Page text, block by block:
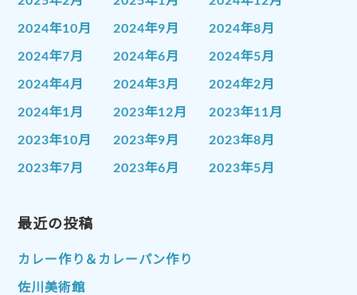
2024年10月 2024年9月 2024年8月
2024年7月 2024年6月 2024年5月
2024年4月 2024年3月 2024年2月
2024年1月 2023年12月 2023年11月
2023年10月 2023年9月 2023年8月
2023年7月 2023年6月 2023年5月
2023年1月
2022年10月 2022年9月
2022年7月
最近の投稿
カレー作り＆カレーパン作り
佐川美術館